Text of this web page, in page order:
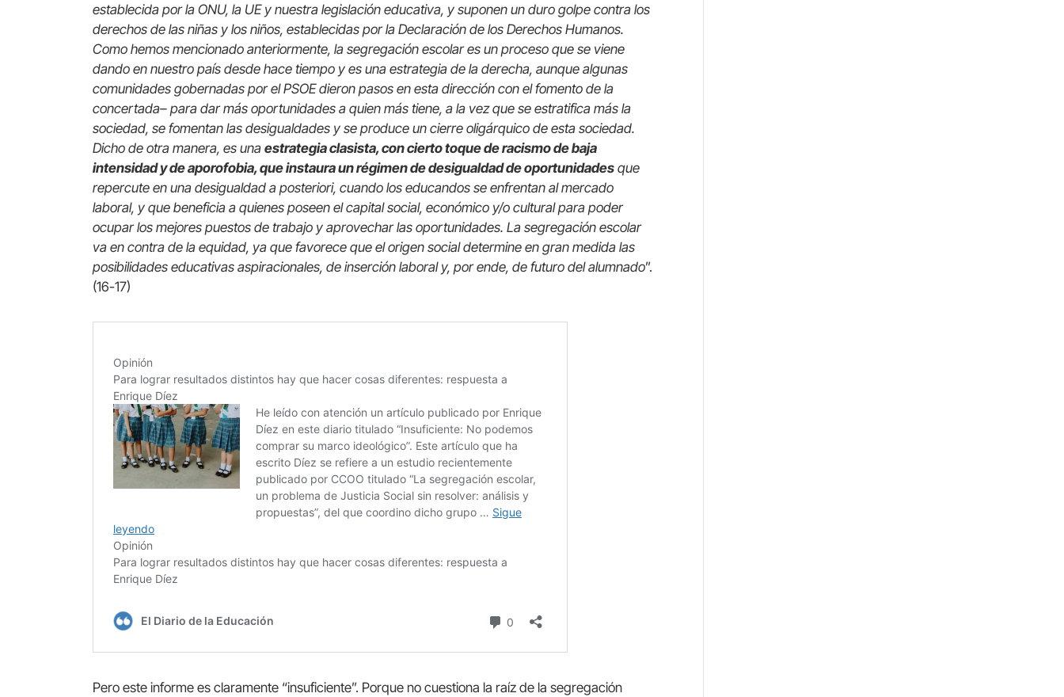
establecida por la ONU, la UE y nuestra legislación educativa, y suponen un duro golpe contra los
derechos de las niñas y los niños, establecidas por la Declaración de los Derechos Humanos.
Como hemos mencionado anteriormente, la segregación escolar es un proceso que se viene
dando en nuestro país desde hace tiempo y es una estrategia de la derecha, aunque algunas
comunidades gobernadas por el PSOE dieron pasos en esta dirección con el fomento de la
concertada– para dar más oportunidades a quien más tiene, a la vez que se estratifica más la
sociedad, se fomentan las desigualdades y se produce un cierre oligárquico de esta sociedad.
Dicho de otra manera, es unaestrategia clasista, con cierto toque de racismo de baja
intensidad y de aporofobia, que instaura un régimen de desigualdad de oportunidades que
repercute en una desigualdad a posteriori, cuando los educandos se enfrentan al mercado
laboral, y que beneficia a quienes poseen el capital social, económico y/o cultural para poder
ocupar los mejores puestos de trabajo y aprovechar las oportunidades. La segregación escolar
va en contra de la equidad, ya que favorece que el origen social determine en gran medida las
posibilidades educativas aspiracionales, de inserción laboral y, por ende, de futuro del alumnado”.
(16-17)
Pero este informe es claramente “insuficiente”. Porque no cuestiona la raíz de la segregación